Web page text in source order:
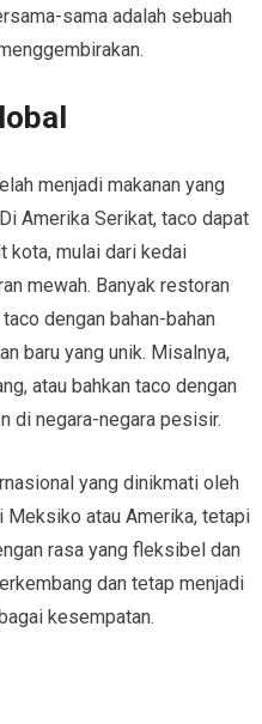
sama adalah sebuah
menjadi makanan yang
Amerika Serikat, taco dapat
kota, mulai dari kedai
mewah. Banyak restoran
dengan bahan-bahan
baru yang unik. Misalnya,
atau bahkan taco dengan
di negara-negara pesisir.
yang dinikmati oleh
Meksiko atau Amerika, tetapi
rasa yang fleksibel dan
dan tetap menjadi
kesempatan.